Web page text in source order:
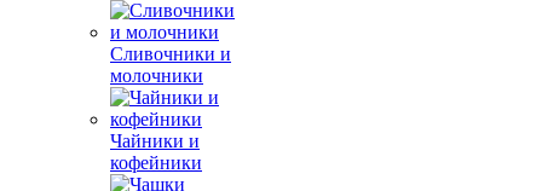
Сливочники и
молочники
Чайники и
кофейники